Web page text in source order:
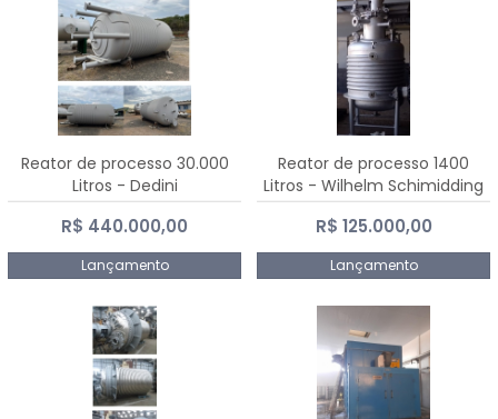
Reator de processo 30.000
Litros - Dedini
R$ 440.000,00
Lançamento
Reator de processo 1400
Litros - Wilhelm Schimidding
R$ 125.000,00
Lançamento